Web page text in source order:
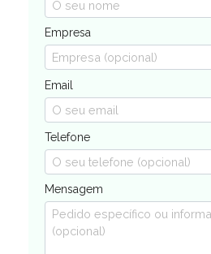
Empresa
Email
Telefone
Mensagem